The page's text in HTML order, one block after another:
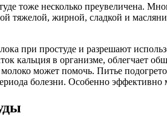
тоже несколько преувеличена.
тяжелой, жирной, сладкой и
при простуде и разрешают
кальция в организме, облегчает
молоко может помочь. Питье
болезни. Особенно эффективно